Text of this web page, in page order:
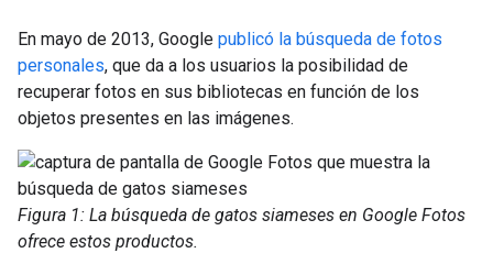
En mayo de 2013, Google publicó la búsqueda de fotos
personales, que da a los usuarios la posibilidad de
recuperar fotos en sus bibliotecas en función de los
objetos presentes en las imágenes.
Figura 1: La búsqueda de gatos siameses en Google Fotos
ofrece estos productos.